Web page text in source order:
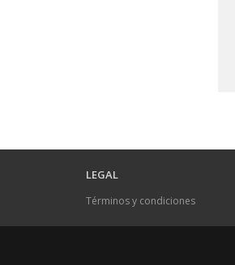
LEGAL
Términos y condiciones